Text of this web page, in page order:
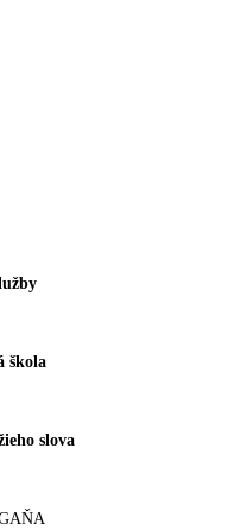
škola
slova